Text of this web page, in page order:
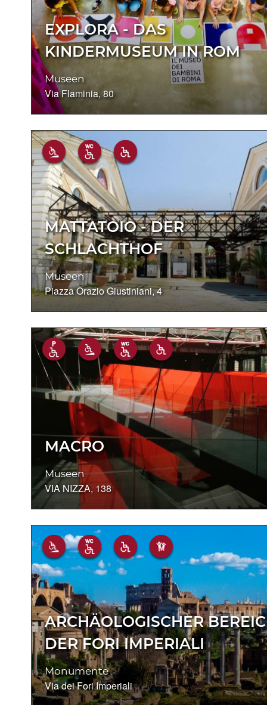
EXPLORA - DAS
KINDERMUSEUM IN ROM
Museen
Via Flaminia, 80
MATTATOIO - DER
SCHLACHTHOF
Museen
Piazza Orazio Giustiniani, 4
MACRO
Museen
VIA NIZZA, 138
ARCHÄOLOGISCHER
DER FORI IMPERIALI
Monumente
Via dei Fori Imperiali